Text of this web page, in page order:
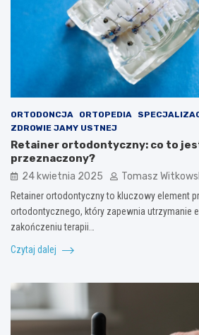
ORTODONCJA ORTOPEDIA
ZDROWIE JAMY USTNEJ
Retainer ortodontyczny: co to
przeznaczony?
24 kwietnia 2025 Tomasz
Retainer ortodontyczny to kluczowy element
ortodontycznego, który zapewnia utrzymanie
zakończeniu terapii…
Czytaj dalej